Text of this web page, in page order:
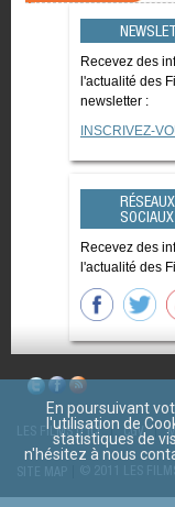
Recevez des
l'actualité des
newsletter :
INSCRIVEZ-
RÉSEAUX
SOCIAUX
Recevez des
l'actualité des
LES FILMS D'ICI CGV
© 2011 LES
En poursuivant
l'utilisation de
statistiques de
n'hésitez à nous